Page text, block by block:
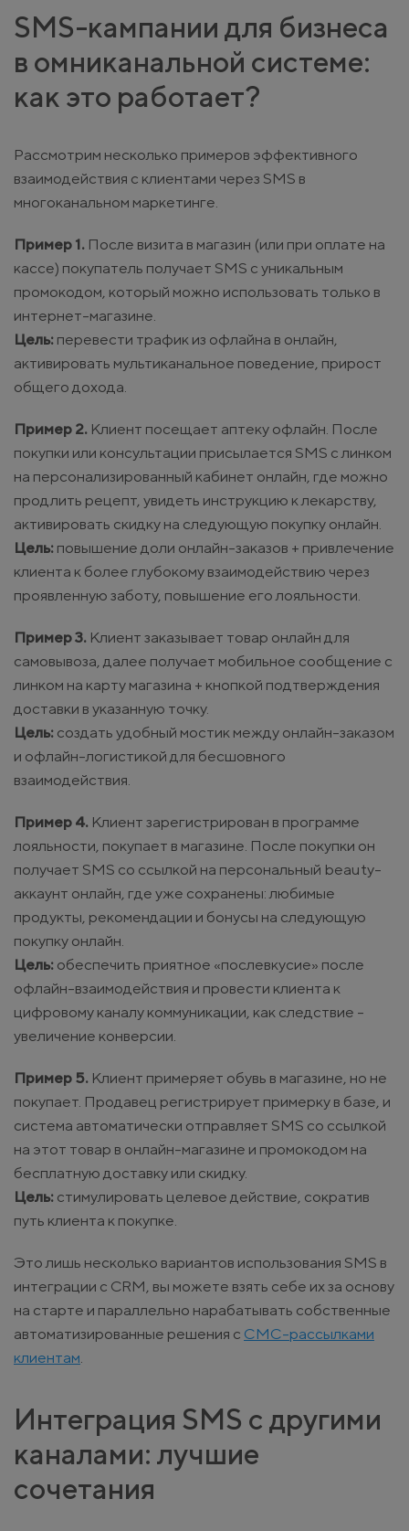
SMS-кампании для бизнеса
в омниканальной системе:
как это работает?
Рассмотрим несколько примеров эффективного
взаимодействия с клиентами через SMS в
многоканальном маркетинге.
Пример 1. После визита в магазин (или при оплате на
кассе) покупатель получает SMS с уникальным
промокодом, который можно использовать только в
интернет-магазине.
Цель: перевести трафик из офлайна в онлайн,
активировать мультиканальное поведение, прирост
общего дохода.
Пример 2. Клиент посещает аптеку офлайн. После
покупки или консультации присылается SMS с линком
на персонализированный кабинет онлайн, где можно
продлить рецепт, увидеть инструкцию к лекарству,
активировать скидку на следующую покупку онлайн.
Цель: повышение доли онлайн-заказов + привлечение
клиента к более глубокому взаимодействию через
проявленную заботу, повышение его лояльности.
Пример 3. Клиент заказывает товар онлайн для
самовывоза, далее получает мобильное сообщение с
линком на карту магазина + кнопкой подтверждения
доставки в указанную точку.
Цель: создать удобный мостик между онлайн-заказом
и офлайн-логистикой для бесшовного
взаимодействия.
Пример 4. Клиент зарегистрирован в программе
лояльности, покупает в магазине. После покупки он
получает SMS со ссылкой на персональный beauty-
аккаунт онлайн, где уже сохранены: любимые
продукты, рекомендации и бонусы на следующую
покупку онлайн.
Цель: обеспечить приятное «послевкусие» после
офлайн-взаимодействия и провести клиента к
цифровому каналу коммуникации, как следствие -
увеличение конверсии.
Пример 5. Клиент примеряет обувь в магазине, но не
покупает. Продавец регистрирует примерку в базе, и
система автоматически отправляет SMS со ссылкой
на этот товар в онлайн-магазине и промокодом на
бесплатную доставку или скидку.
Цель: стимулировать целевое действие, сократив
путь клиента к покупке.
Это лишь несколько вариантов использования SMS в
интеграции с CRM, вы можете взять себе их за основу
на старте и параллельно нарабатывать собственные
автоматизированные решения с СМС-рассылками
клиентам.
Интеграция SMS с другими
каналами: лучшие
сочетания